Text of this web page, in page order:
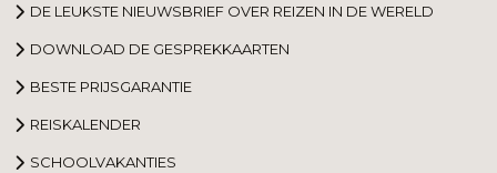
DE LEUKSTE NIEUWSBRIEF OVER REIZEN IN DE WERELD
DOWNLOAD DE GESPREKKAARTEN
BESTE PRIJSGARANTIE
REISKALENDER
SCHOOLVAKANTIES